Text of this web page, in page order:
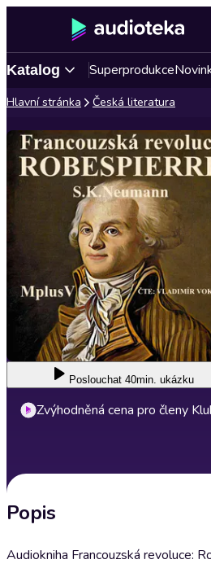
Katalog Superprodukce
Hlavní stránka Česká literatura
Poslouchat 40min. ukázku
Zvýhodněná cena pro členy
Popis
Audiokniha Francouzská revoluce: